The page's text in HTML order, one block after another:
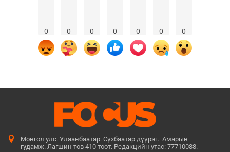
0 0 0 0 0 0 0
Монгол улс. Улаанбаатар. Сүхбаатар дүүрэг. Амарын
гудамж. Лагшин төв 410 тоот. Редакцийн утас: 77710088.